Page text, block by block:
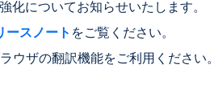
化についてお知らせいたします。
ースノート をご覧ください。
ウザの翻訳機能をご利用ください。